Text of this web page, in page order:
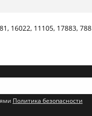
16022, 11105, 17883,
Политика безопасности